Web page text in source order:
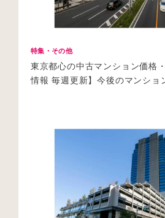
特集・その他
東京都心の中古マンション価格
情報 毎週更新】今後のマンショ